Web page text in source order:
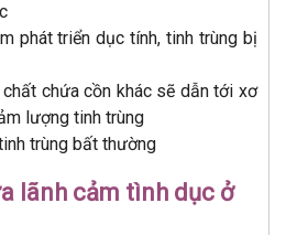
phát triển dục tính, tinh trùng bị
chất chứa cồn khác sẽ dẫn tới xơ
lượng tinh trùng
trùng bất thường
lãnh cảm tình dục ở